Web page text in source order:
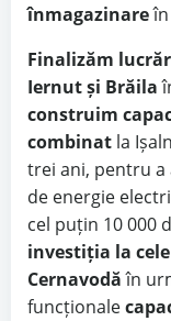
înmagazinare
Finalizăm
Iernut și Brăila
construim
combinat la
trei ani, pentru a
de energie
cel puțin 10 000
investiția la
Cernavodăîn
funcționale